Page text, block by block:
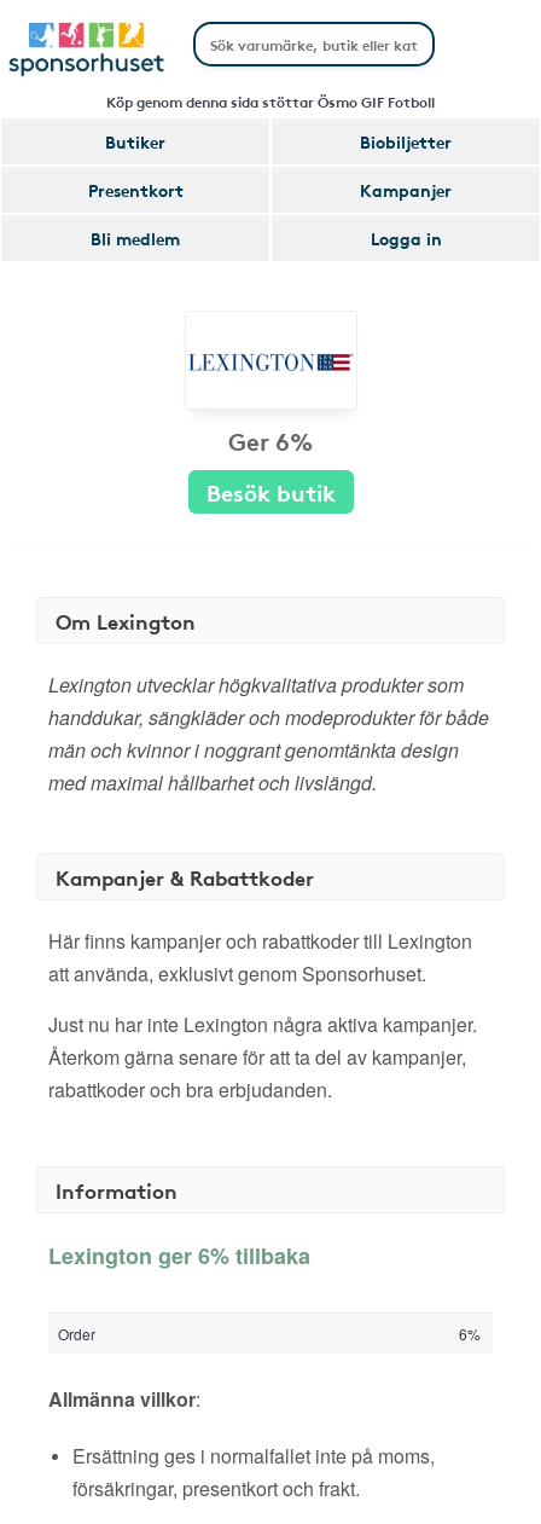
Köp genom denna sida stöttar Ösmo GIF Fotboll
Butiker
Biobiljetter
Presentkort
Kampanjer
Bli medlem
Logga in
Ger 6%
Besök butik
Om Lexington
Lexington utvecklar högkvalitativa produkter som
handdukar, sängkläder och modeprodukter för både
män och kvinnor i noggrant genomtänkta design
med maximal hållbarhet och livslängd.
Kampanjer & Rabattkoder
Här finns kampanjer och rabattkoder till Lexington
att använda, exklusivt genom Sponsorhuset.
Just nu har inte Lexington några aktiva kampanjer.
Återkom gärna senare för att ta del av kampanjer,
rabattkoder och bra erbjudanden.
Information
Lexington ger 6% tillbaka
Order 6%
Allmänna villkor:
Ersättning ges i normalfallet inte på moms,
försäkringar, presentkort och frakt.